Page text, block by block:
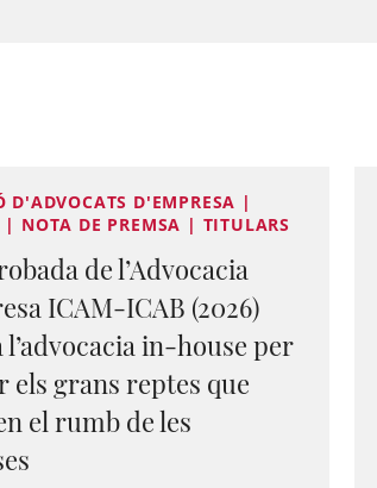
D'ADVOCATS D'EMPRESA |
| NOTA DE PREMSA | TITULARS
de l’Advocacia
ICAM-ICAB (2026)
in-house per
els grans reptes que
el rumb de les